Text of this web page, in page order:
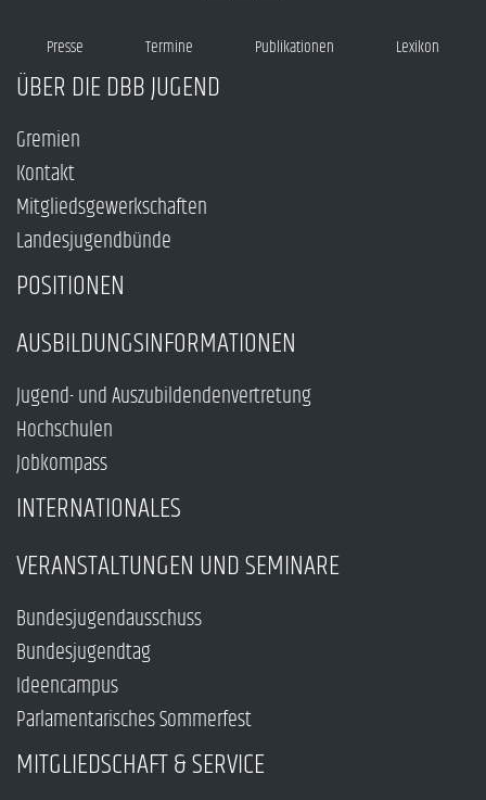
Presse Termine Publikationen Lexikon
ÜBER DIE DBB JUGEND
Gremien
Kontakt
Mitgliedsgewerkschaften
Landesjugendbünde
POSITIONEN
AUSBILDUNGSINFORMATIONEN
Jugend- und Auszubildendenvertretung
Hochschulen
Jobkompass
INTERNATIONALES
VERANSTALTUNGEN UND SEMINARE
Bundesjugendausschuss
Bundesjugendtag
Ideencampus
Parlamentarisches Sommerfest
MITGLIEDSCHAFT & SERVICE